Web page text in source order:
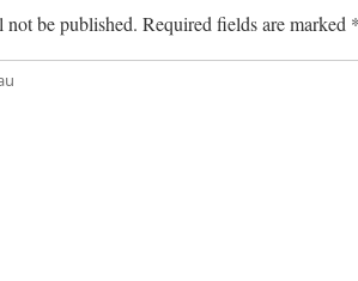
be published. Required fields are marked *